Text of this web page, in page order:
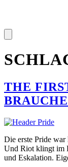
THE
Die erste Pride
Und Riot klingt im
und Eskalation.